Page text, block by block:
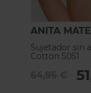
ANITA
Sujetador sin
Cotton 5051